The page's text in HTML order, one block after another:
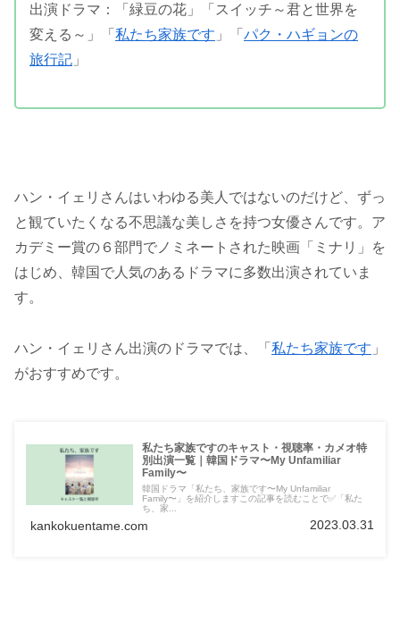
出演ドラマ：「緑豆の花」「スイッチ～君と世界を
変える～」「 私たち家族です 」「 パク・ハギョンの
旅行記 」
ハン・イェリさんはいわゆる美人ではないのだけど、ずっ
と観ていたくなる不思議な美しさを持つ女優さんです。ア
カデミー賞の６部門でノミネートされた映画「ミナリ」を
はじめ、韓国で人気のあるドラマに多数出演されていま
す。
ハン・イェリさん出演のドラマでは、「 私たち家族です 」
がおすすめです。
私たち家族ですのキャスト・視聴率・カメオ特
別出演一覧｜韓国ドラマ〜My Unfamiliar
Family〜
韓国ドラマ「私たち、家族です〜My Unfamiliar
Family〜」を紹介しますこの記事を読むことで✅「私た
ち、家...
kankokuentame.com 2023.03.31